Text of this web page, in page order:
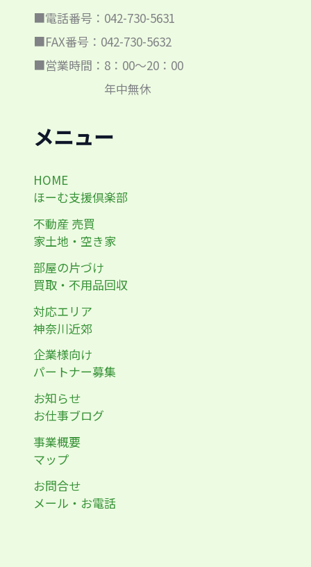
■電話番号：042-730-5631
■FAX番号：042-730-5632
■営業時間：8：00～20：00
年中無休
メニュー
HOME
ほーむ支援倶楽部
不動産 売買
家土地・空き家
部屋の片づけ
買取・不用品回収
対応エリア
神奈川近郊
企業様向け
パートナー募集
お知らせ
お仕事ブログ
事業概要
マップ
お問合せ
メール・お電話